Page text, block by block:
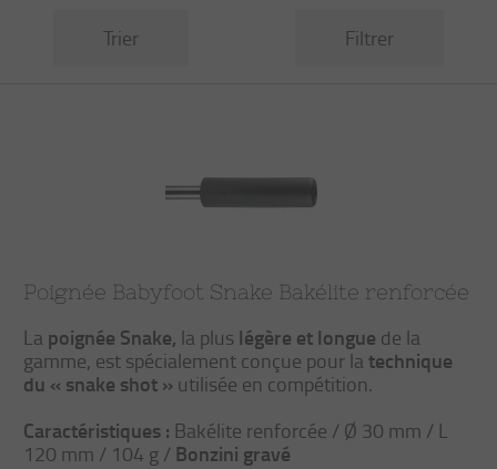
Trier Filtrer
Poignée Babyfoot Snake Bakélite renforcée
La poignée Snake, la plus légère et longue de la
gamme, est spécialement conçue pour la technique
du « snake shot » utilisée en compétition.
Caractéristiques : Bakélite renforcée / Ø 30 mm / L
120 mm / 104 g / Bonzini gravé